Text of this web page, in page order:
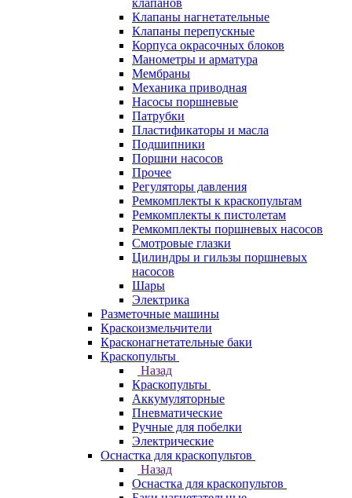
клапанов
Клапаны нагнетательные
Клапаны перепускные
Корпуса окрасочных блоков
Манометры и арматура
Мембраны
Механика приводная
Насосы поршневые
Патрубки
Пластификаторы и масла
Подшипники
Поршни насосов
Прочее
Регуляторы давления
Ремкомплекты к краскопультам
Ремкомплекты к пистолетам
Ремкомплекты поршневых насосов
Смотровые глазки
Цилиндры и гильзы поршневых
насосов
Шары
Электрика
Разметочные машины
Краскоизмельчители
Красконагнетательные баки
Краскопульты
Назад
Краскопульты
Аккумуляторные
Пневматические
Ручные для побелки
Электрические
Оснастка для краскопультов
Назад
Оснастка для краскопультов